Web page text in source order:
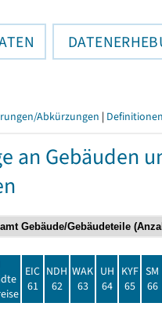
Abkürzungen | Definitionen
an Gebäuden
EIC
61
NDH
62
WAK
63
UH
64
KYF
65
SM
66